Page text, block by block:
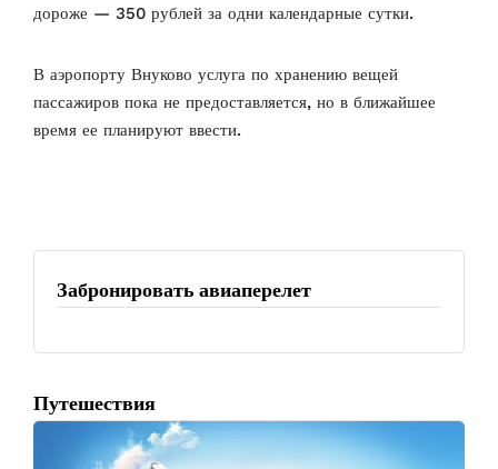
дороже — 350 рублей за одни календарные сутки.
В аэропорту Внуково услуга по хранению вещей
пассажиров пока не предоставляется, но в ближайшее
время ее планируют ввести.
Забронировать авиаперелет
Путешествия